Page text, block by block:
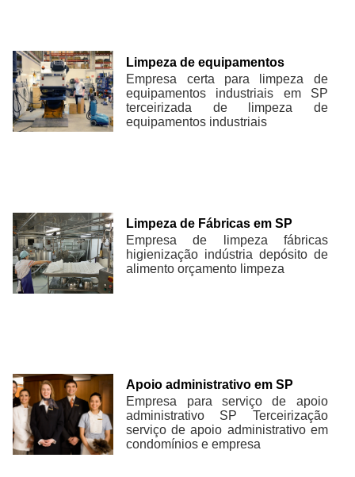
Limpeza de equipamentos
Empresa certa para limpeza de
equipamentos industriais em SP
terceirizada de limpeza de
equipamentos industriais
Limpeza de Fábricas em SP
Empresa de limpeza fábricas
higienização indústria depósito de
alimento orçamento limpeza
Apoio administrativo em SP
Empresa para serviço de apoio
administrativo SP Terceirização
serviço de apoio administrativo em
condomínios e empresa